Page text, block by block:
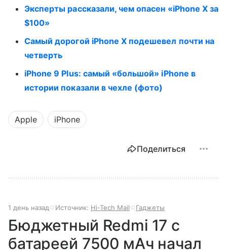
Эксперты рассказали, чем опасен «iPhone X за
$100»
Самый дорогой iPhone X подешевел почти на
четверть
iPhone 9 Plus: самый «большой» iPhone в
истории показали в чехле (фото)
Apple iPhone
Поделиться
1 день назад Источник: Hi-Tech Mail Гаджеты
Бюджетный Redmi 17 с
батареей 7500 мАч начал